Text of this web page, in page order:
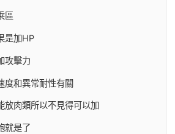
區
是加HP
攻擊力
度和異常耐性有關
放肉類所以不見得可以加
就是了